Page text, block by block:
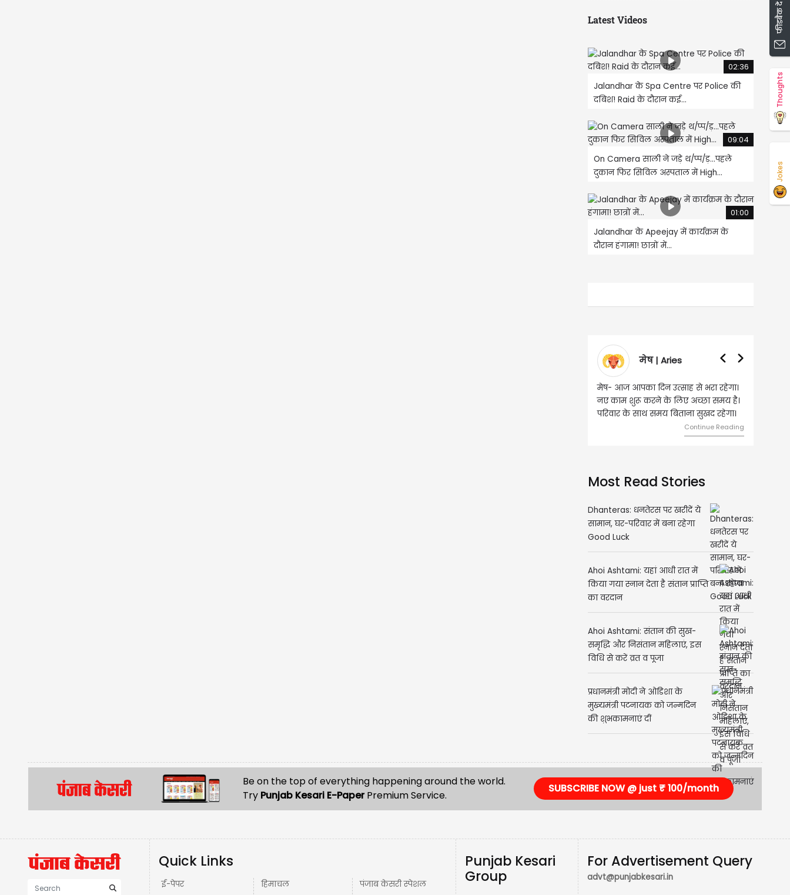
Latest Videos
02:36
Jalandhar के Spa Centre पर Police की
दबिश! Raid के दौरान कई...
09:04
On Camera साली ने जड़े थ/प्प/ड़...पहले
दुकान फिर सिविल अस्पताल में High...
01:00
Jalandhar के Apeejay में कार्यक्रम के
दौरान हंगामा! छात्रों में...
मेष | Aries
मेष- आज आपका दिन उत्साह से भरा रहेगा।
नए काम शुरू करने के लिए अच्छा समय है।
परिवार के साथ समय बिताना सुखद रहेगा।
Continue Reading
वृषभ | Taurus
वृष- आज का दिन इस राशि
लिए शुभ रहने वाला है। धन
मामलों में सफलता मिलेगी।
मेलजोल बढ़ेगा। आर्थिक
समझकर...
Most Read Stories
Dhanteras: धनतेरस पर खरीदें ये
सामान, घर-परिवार में बना रहेगा
Ahoi Ashtami: यहां आधी रात में
किया गया स्नान देता है संतान प्राप्ति
Ahoi Ashtami: संतान की सुख-
समृद्धि और निसंतान महिलाएं, इस
प्रधानमंत्री मोदी ने ओडिशा के
मुख्यमंत्री पटनायक को जन्मदिन
Be on the top of everything happening around the world.
SUBSCRIBE NOW @ just ₹ 100/month
Quick Links
Punjab Kesari
For Advertisement Query
फीडबैक दें
Thoughts
Jokes